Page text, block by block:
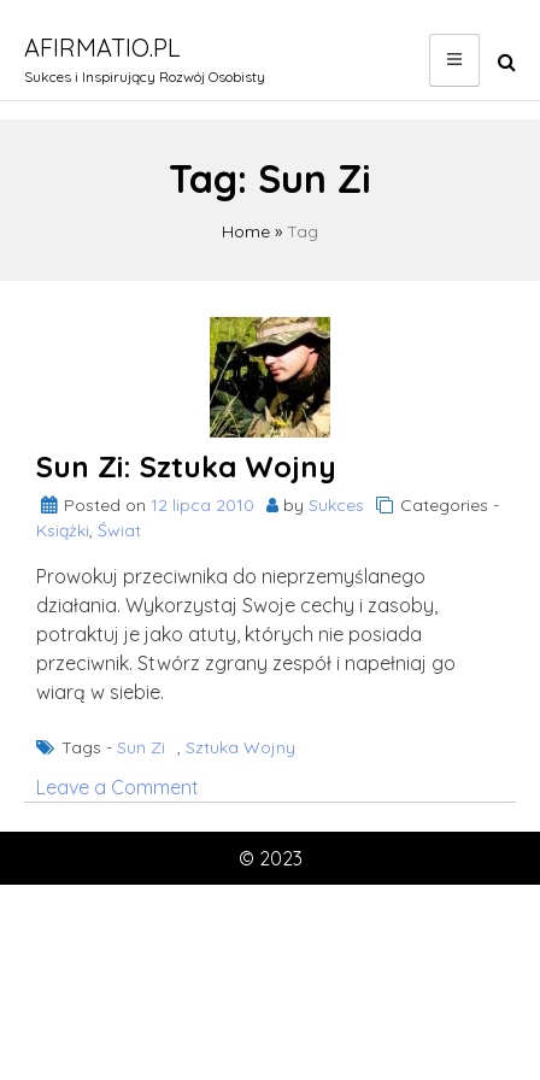
content
AFIRMATIO.PL
Sukces i Inspirujący Rozwój Osobisty
Tag: Sun Zi
Home » Tag
Sun Zi: Sztuka Wojny
Posted on 12 lipca 2010 by Sukces
Categories -
Książki, Świat
Prowokuj przeciwnika do nieprzemyślanego
działania. Wykorzystaj Swoje cechy i zasoby,
potraktuj je jako atuty, których nie posiada
przeciwnik. Stwórz zgrany zespół i napełniaj go
wiarą w siebie.
Tags - Sun Zi , Sztuka Wojny
Leave a Comment
Sztuka
© 2023